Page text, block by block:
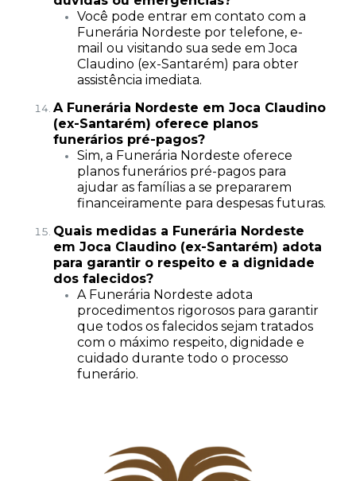
Você pode entrar em contato com a
Funerária Nordeste por telefone, e-
mail ou visitando sua sede em Joca
Claudino (ex-Santarém) para obter
assistência imediata.
A Funerária Nordeste em Joca Claudino
(ex-Santarém) oferece planos
funerários pré-pagos?
Sim, a Funerária Nordeste oferece
planos funerários pré-pagos para
ajudar as famílias a se prepararem
financeiramente para despesas futuras.
Quais medidas a Funerária Nordeste
em Joca Claudino (ex-Santarém) adota
para garantir o respeito e a dignidade
dos falecidos?
A Funerária Nordeste adota
procedimentos rigorosos para garantir
que todos os falecidos sejam tratados
com o máximo respeito, dignidade e
cuidado durante todo o processo
funerário.